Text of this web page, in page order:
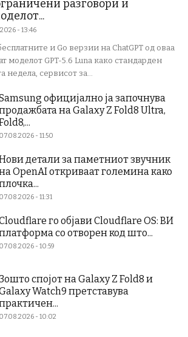
разговори и
- 13:46
и Go верзии на ChatGPT од оваа
моделот GPT-5.6 Luna како стандарден
недела, сервисот за...
официјално ја започнува
на Galaxy Z Fold8 Ultra,
07.08.2026 - 11:50
детали за паметниот звучник
OpenAI откриваат големина како
07.08.2026 - 11:31
го објави Cloudflare OS: ВИ
со отворен код што...
07.08.2026 - 10:59
Зошто спојот на Galaxy Z Fold8 и
Watch9 претставува
07.08.2026 - 10:02